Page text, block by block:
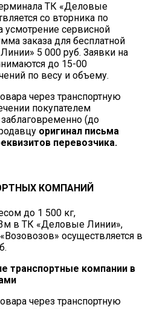
ТК «Деловые
со вторника по
усмотрение сервисной
заказа для бесплатной
5 000 руб. Заявки на
до 15-00
по весу и объему.
через транспортную
покупателем
(до
оригинал письма
перевозчика.
КОМПАНИЙ
до 1 500 кг,
в ТК «Деловые Линии»,
осуществляется в
транспортные компании в
через транспортную